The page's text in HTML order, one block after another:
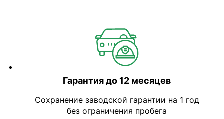
Гарантия до 12 месяцев
Сохранение заводской гарантии на 1 год
без ограничения пробега